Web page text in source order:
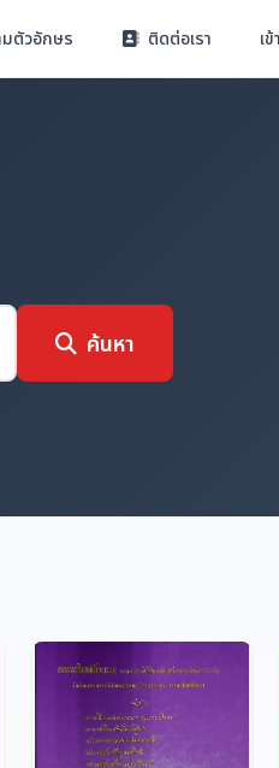
มตัวอักษร ติดต่อเรา เ
ค้นหา